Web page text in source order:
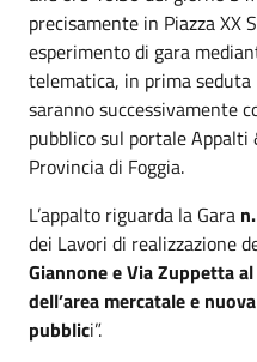
precisamente in Piazza XX
esperimento di gara
telematica, in prima
saranno successivamente
pubblico sul portale
Provincia di Foggia.
L’appalto riguarda la Gara
dei Lavori di realizzazione
Giannone e Via Zuppetta
dell’area mercatale e
pubblici”.